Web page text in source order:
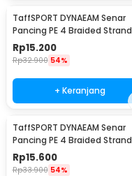
TaffSPORT DYNAEAM Senar
Pancing PE 4 Braided Strand
Fishing Line 100M 0.4 - FM10
Rp15.200
Rp32.900 54%
+ Keranjang
TaffSPORT DYNAEAM Senar
Pancing PE 4 Braided Strand
Fishing Line 100M 1.0 - FM10
Rp15.600
Rp33.900 54%